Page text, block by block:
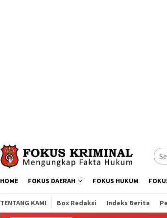
HOME FOKUS DAERAH FOKUS HUKUM
TENTANG KAMI Box Redaksi Indeks Berita